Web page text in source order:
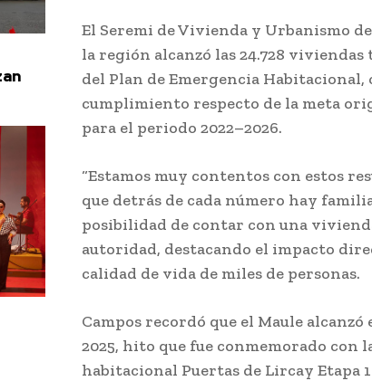
El Seremi de Vivienda y Urbanismo
la región alcanzó las 24.728
del Plan de Emergencia Habitacional,
cumplimiento respecto de la meta
para el periodo 2022–2026.
“Estamos muy contentos con estos
que detrás de cada número hay
posibilidad de contar con una
autoridad, destacando el impacto
calidad de vida de miles de personas.
Campos recordó que el Maule alcanzó
2025, hito que fue conmemorado
habitacional Puertas de Lircay Etapa